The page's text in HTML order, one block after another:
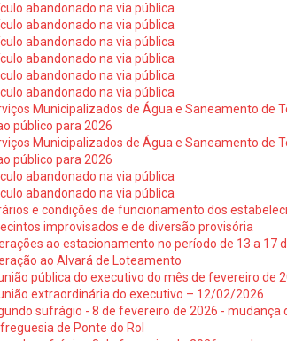
abandonado na via pública
abandonado na via pública
abandonado na via pública
abandonado na via pública
abandonado na via pública
abandonado na via pública
Municipalizados de Água e Saneamento de
público para 2026
Municipalizados de Água e Saneamento de
público para 2026
abandonado na via pública
abandonado na via pública
e condições de funcionamento dos
improvisados e de diversão provisória
ao estacionamento no período de 13 a 17
ao Alvará de Loteamento
pública do executivo do mês de fevereiro de
extraordinária do executivo – 12/02/2026
sufrágio - 8 de fevereiro de 2026 - mudança
de Ponte do Rol